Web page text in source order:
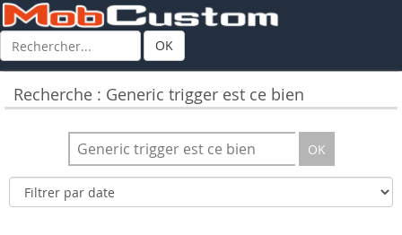
OK
Recherche : Generic trigger est ce bien
OK